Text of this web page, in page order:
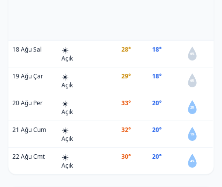
18 Ağu Sal ☀️
Açık
28° 18°
0%
19 Ağu Çar ☀️
Açık
29° 18°
0%
20 Ağu Per ☀️
Açık
33° 20°
2%
21 Ağu Cum ☀️
Açık
32° 20°
1%
22 Ağu Cmt ☀️
Açık
30° 20°
4%